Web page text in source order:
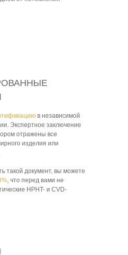
в независимой
Экспертное заключение
отражены все
изделия или
такой документ, вы можете
, что перед вами не
HPHT- и CVD-